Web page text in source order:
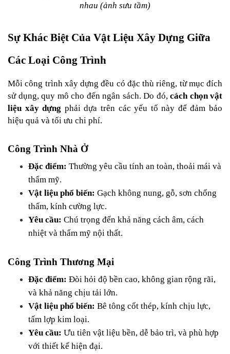
nhau (ảnh sưu tầm)
Sự Khác Biệt Của Vật Liệu Xây Dựng Giữa
Các Loại Công Trình
Mỗi công trình xây dựng đều có đặc thù riêng, từ mục đích
sử dụng, quy mô cho đến ngân sách. Do đó, cách chọn vật
liệu xây dựng phải dựa trên các yếu tố này để đảm bảo
hiệu quả và tối ưu chi phí.
Công Trình Nhà Ở
Đặc điểm: Thường yêu cầu tính an toàn, thoải mái và
thẩm mỹ.
Vật liệu phổ biến: Gạch không nung, gỗ, sơn chống
thấm, kính cường lực.
Yêu cầu: Chú trọng đến khả năng cách âm, cách
nhiệt và thẩm mỹ nội thất.
Công Trình Thương Mại
Đặc điểm: Đòi hỏi độ bền cao, không gian rộng rãi,
và khả năng chịu tải lớn.
Vật liệu phổ biến: Bê tông cốt thép, kính chịu lực,
tấm lợp kim loại.
Yêu cầu: Ưu tiên vật liệu bền, dễ bảo trì, và phù hợp
với thiết kế hiện đại.